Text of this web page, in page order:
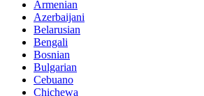
Armenian
Azerbaijani
Belarusian
Bengali
Bosnian
Bulgarian
Cebuano
Chichewa